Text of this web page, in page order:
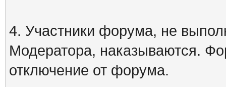
4. Участники форума, не
Модератора, наказываются.
отключение от форума.